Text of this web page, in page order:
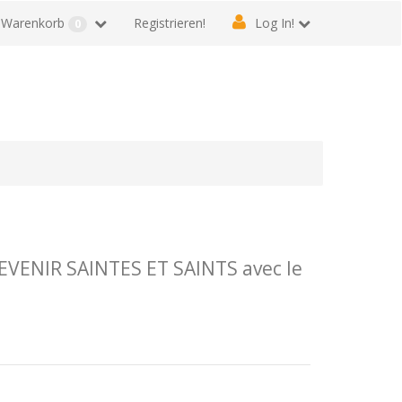
Registrieren! Log In!
Warenkorb 0
SAINTES ET SAINTS avec le